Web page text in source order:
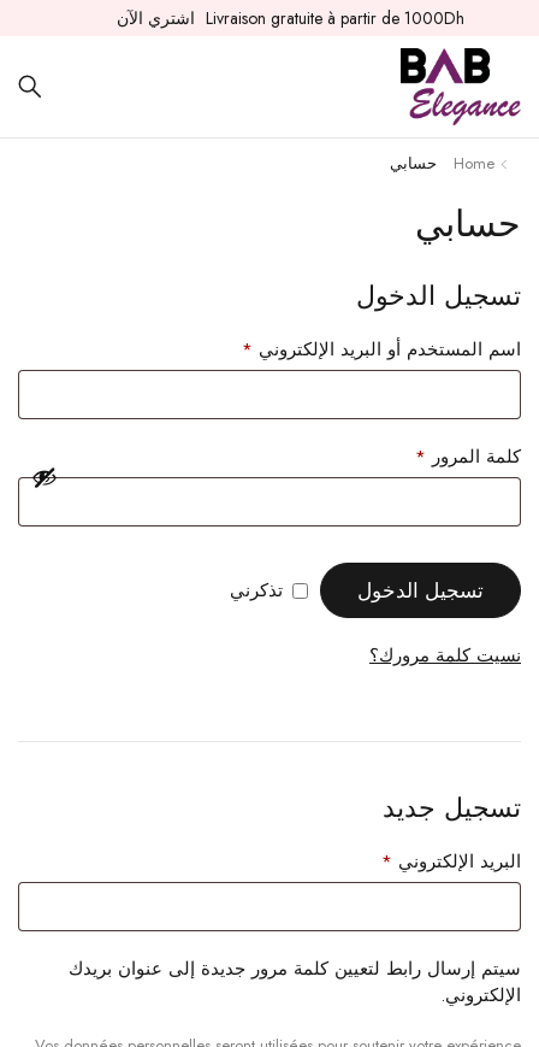
Livraison gratuite à partir de 1000Dh اشتري الآن
حسابي
Home حسابي
تسجيل الدخول
اسم المستخدم أو البريد الإلكتروني *
كلمة المرور *
تذكرني تسجيل الدخول
نسيت كلمة مرورك؟
تسجيل جديد
البريد الإلكتروني *
سيتم إرسال رابط لتعيين كلمة مرور جديدة إلى عنوان بريدك
الإلكتروني.